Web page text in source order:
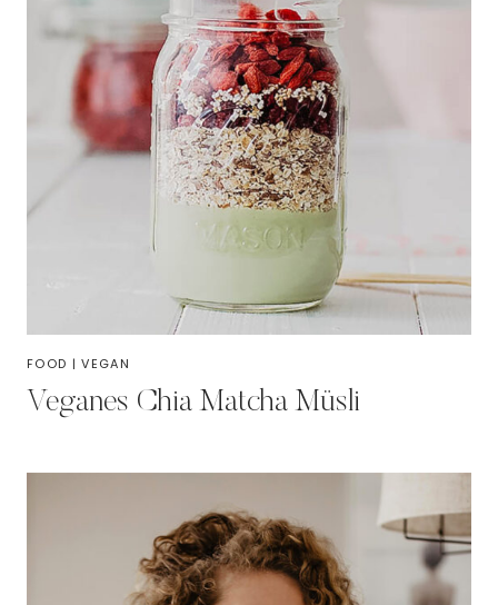
FOOD |VEGAN
Veganes Chia Matcha Müsli